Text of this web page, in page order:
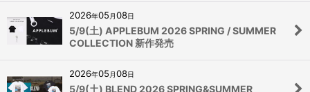
2026年05 月08日
5/9(土) APPLEBUM 2026 SPRING / SUMMER
COLLECTION 新作発売
2026年05 月08日
5/9(土) BLEND 2026 SPRING&SUMMER